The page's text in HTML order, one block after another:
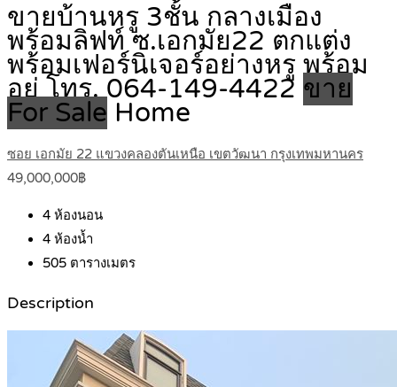
ขายบ้านหรู 3ชั้น กลางเมือง
พร้อมลิฟท์ ซ.เอกมัย22 ตกแต่ง
พร้อมเฟอร์นิเจอร์อย่างหรู พร้อม
อยู่ โทร. 064-149-4422 ขาย
For Sale Home
ซอย เอกมัย 22 แขวงคลองตันเหนือ เขตวัฒนา กรุงเทพมหานคร
49,000,000฿
4 ห้องนอน
4 ห้องน้ำ
505 ตารางเมตร
Description